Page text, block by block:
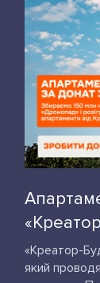
«Креатор-
який